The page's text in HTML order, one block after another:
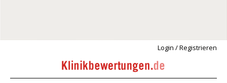
Login / Registrieren